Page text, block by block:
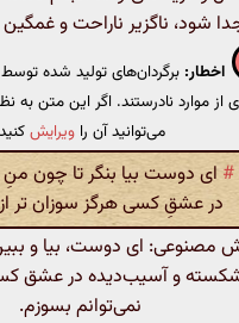
شود، ناگزیر ناراحت و
اخطار: برگردان‌های تولید شده
از موارد نادرستند. اگر این متن به
می‌توانید آن را ویرایش
# ای دوست بیا بنگر تا چون
در عشقِ کسی هرگز سوزان تر
مصنوعی: ای دوست، بیا و
و آسیب‌دیده در عشق
نمی‌توانم بسوزم.